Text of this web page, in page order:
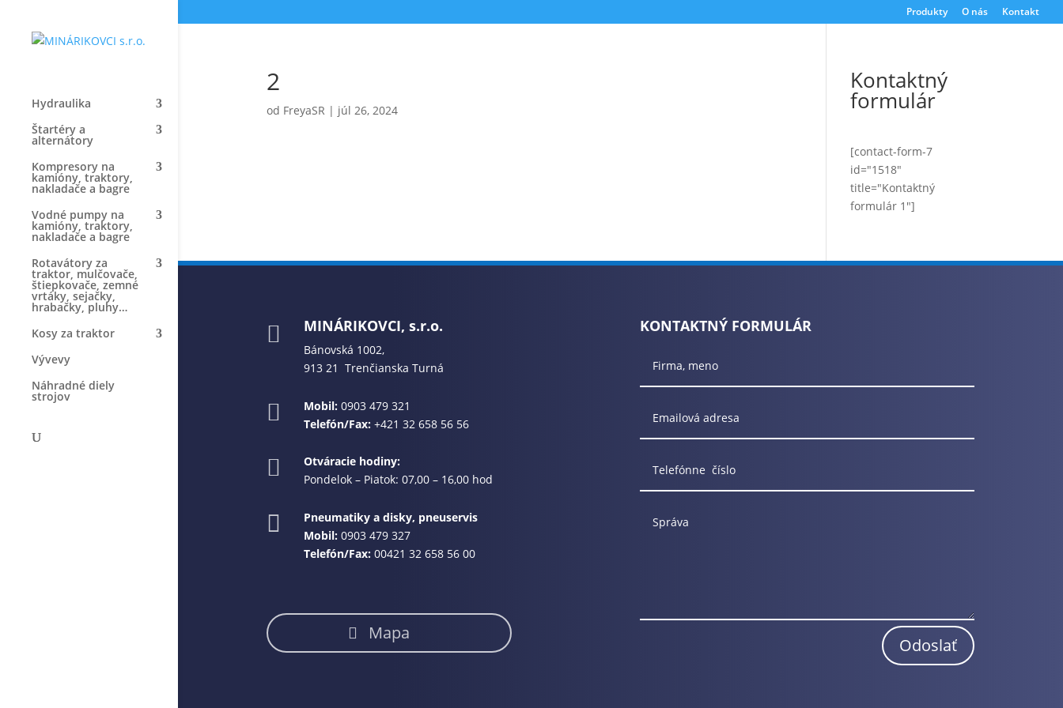
Produkty O nás Kontakt
Hydraulika
Štartéry a
alternátory
Kompresory na
kamióny, traktory,
nakladače a bagre
Vodné pumpy na
kamióny, traktory,
nakladače a bagre
Rotavátory za
traktor, mulčovače,
štiepkovače, zemné
vrtáky, sejačky,
hrabačky, pluhy…
Kosy za traktor
Vývevy
Náhradné diely
strojov
2
od FreyaSR | júl 26, 2024
Kontaktný
formulár
[contact-form-7
id="1518"
title="Kontaktný
formulár 1"]
 MINÁRIKOVCI, s.r.o.
Bánovská 1002,
913 21 Trenčianska Turná
 Mobil: 0903 479 321
Telefón/Fax: +421 32 658 56 56

Otváracie hodiny:
Pondelok – Piatok: 07,00 – 16,00 hod

Pneumatiky a disky, pneuservis
Mobil: 0903 479 327
Telefón/Fax: 00421 32 658 56 00
Mapa
KONTAKTNÝ FORMULÁR
Odoslať